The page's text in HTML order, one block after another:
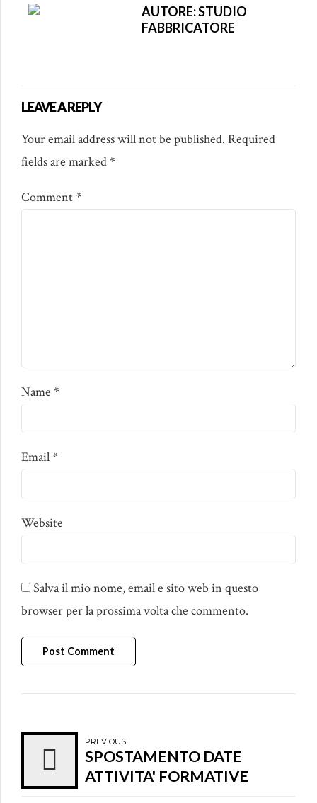
AUTORE: STUDIO
FABBRICATORE
LEAVE A REPLY
Your email address will not be published. Required
fields are marked *
Comment*
Name *
Email *
Website
Salva il mio nome, email e sito web in questo
browser per la prossima volta che commento.
Post Comment
PREVIOUS
SPOSTAMENTO DATE
ATTIVITA' FORMATIVE